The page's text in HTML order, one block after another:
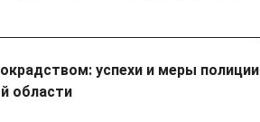
успехи и меры полиции
области